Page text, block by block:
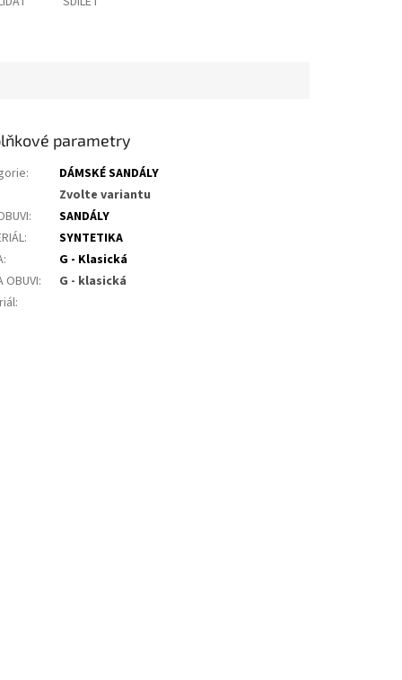
parametry
:
DÁMSKÉ SANDÁLY
Zvolte variantu
:
SANDÁLY
:
SYNTETIKA
:
G - Klasická
OBUVI:
G - klasická
: